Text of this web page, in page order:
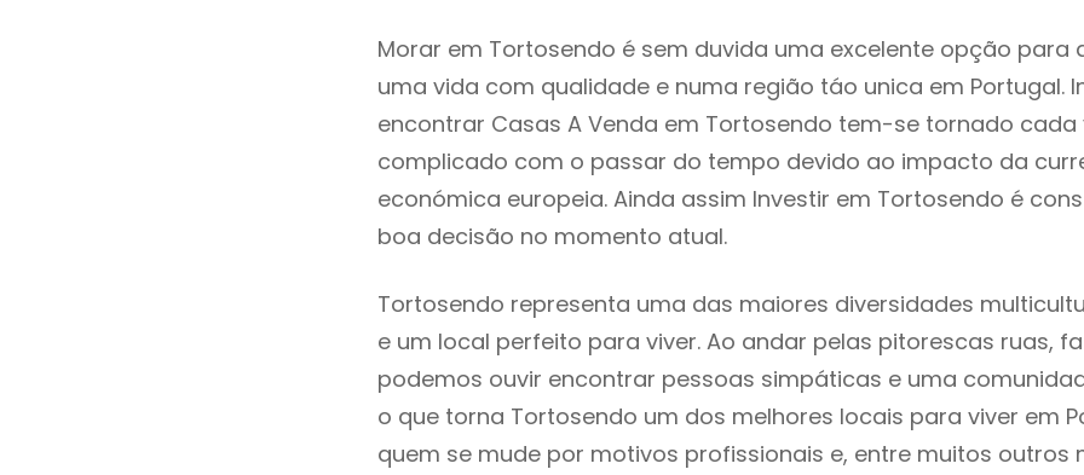
Morar em Tortosendo é sem duvida uma excelente opção para
uma vida com qualidade e numa região táo unica em Portugal.
encontrar Casas A Venda em Tortosendo tem-se tornado cada
complicado com o passar do tempo devido ao impacto da
económica europeia. Ainda assim Investir em Tortosendo é
boa decisão no momento atual.
Tortosendo representa uma das maiores diversidades
e um local perfeito para viver. Ao andar pelas pitorescas ruas,
podemos ouvir encontrar pessoas simpáticas e uma
o que torna Tortosendo um dos melhores locais para viver em
quem se mude por motivos profissionais e, entre muitos outros